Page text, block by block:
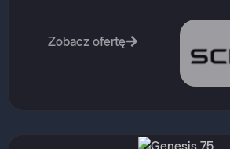
Zobacz ofertę